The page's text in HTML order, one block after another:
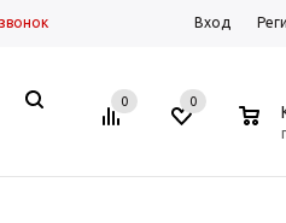
Вход
0 0